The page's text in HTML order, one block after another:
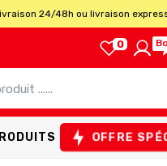
24/48h ou livraison
0
OFFRE